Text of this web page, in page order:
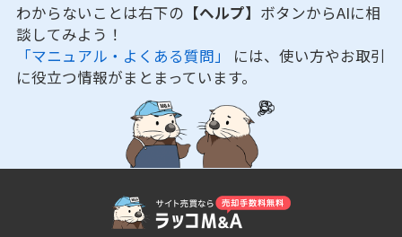
わからないことは右下の 【ヘルプ】 ボタンからAIに相
談してみよう！
「マニュアル・よくある質問」 には、使い方やお取引
に役立つ情報がまとまっています。